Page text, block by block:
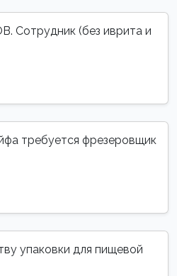
(без иврита и
требуется фрезеровщик
упаковки для пищевой